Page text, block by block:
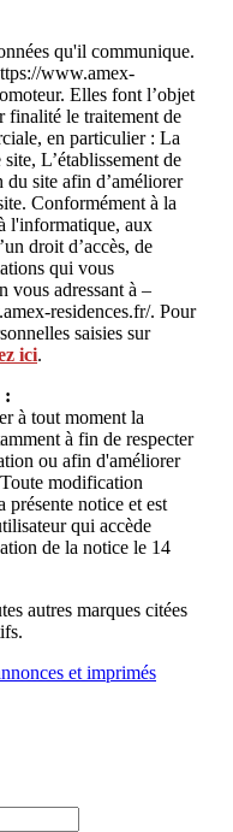
qu'il communique.
www.amex-
Elles font l’objet
finalité le traitement de
en particulier : La
L’établissement de
du site afin d’améliorer
Conformément à la
l'informatique, aux
droit d’accès, de
qui vous
vous adressant à –
residences.fr/. Pour
saisies sur
ici.
:
à tout moment la
à fin de respecter
ou afin d'améliorer
modification
présente notice et est
qui accède
de la notice le 14
autres marques citées
et imprimés